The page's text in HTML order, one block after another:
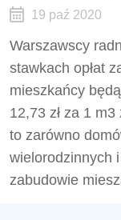
19 paź 2020
Warszawscy
stawkach opłat
mieszkańcy
12,73 zł za 1
to zarówno
wielorodzinnych
zabudowie